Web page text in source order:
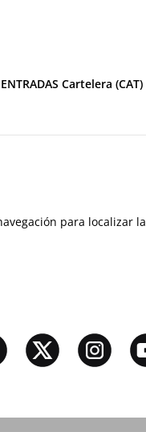
ENTRADAS Cartelera (CAT)
para localizar la